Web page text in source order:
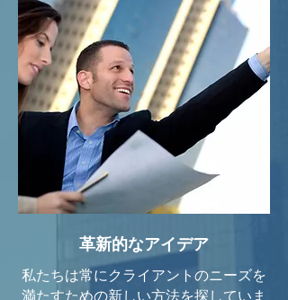
革新的なアイデア
私たちは常にクライアントのニーズを
満たすための新しい方法を探していま